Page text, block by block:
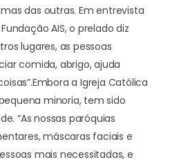
das outras. Em entrevista
AIS, o prelado diz
lugares, as pessoas
comida, abrigo, ajuda
Embora a Igreja Católica
minoria, tem sido
“As nossas paróquias
máscaras faciais e
mais necessitadas, e